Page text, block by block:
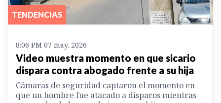
TENDENCIAS
8:06 PM 07 may. 2026
Video muestra momento en que sicario
dispara contra abogado frente a su hija
Cámaras de seguridad captaron el momento en
que un hombre fue atacado a disparos mientras